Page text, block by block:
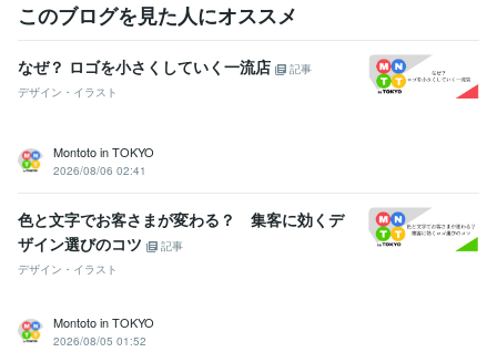
このブログを見た人にオススメ
なぜ？ ロゴを小さくしていく一流店
記事
デザイン・イラスト
Montoto in TOKYO
2026/08/06 02:41
色と文字でお客さまが変わる？ 集客に効くデ
ザイン選びのコツ
記事
デザイン・イラスト
Montoto in TOKYO
2026/08/05 01:52